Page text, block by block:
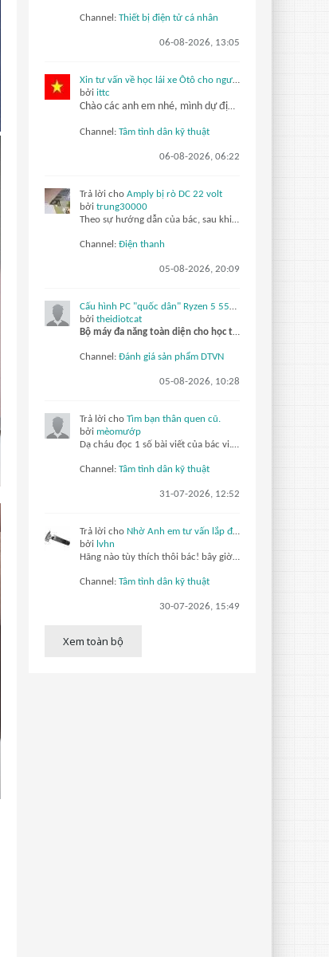
Channel: Thiết bị điện tử cá nhân
06-08-2026, 13:05
Xin tư vấn về học lái xe Ôtô cho người chưa biết gì ?
bởi ittc
Chào các anh em nhé, mình dự định sắp tới sẽ đi học lái xe Ôtô, thi lấy bằng lái. Cụ thể mình sẽ học và thi lấy giấy phép lái xe hạng B. Thật sự mình là người chưa có kiến thức hiểu biết gì về Ôtô cả ? tất nhiên mình sẽ phải
Channel: Tâm tình dân kỹ thuật
06-08-2026, 06:22
Trả lời cho Amply bị rò DC 22 volt
bởi trung30000
Theo sự hướng dẫn của bác, sau khi em kiểm tra tầng Vi sai sử dụng cặp c1815, tiếp đến là 1 con a1013, và cặp thúc sử dụng mje304g và mje305g, em đã tiến hành thay cặp Vi sai c1815 sau đó mở máy lên đo ngõ công suất DC 0,2V hai giây sau máy đo...
Channel: Điện thanh
05-08-2026, 20:09
Cấu hình PC "quốc dân" Ryzen 5 5500 và RX 6500 XT
bởi theidiotcat
Bộ máy đa năng toàn diện cho học tập và làm việc hàng ngày
Channel: Đánh giá sản phẩm DTVN
05-08-2026, 10:28
Trả lời cho Tìm bạn thân quen cũ.
bởi mèomướp
Dạ cháu đọc 1 số bài viết của bác vi... thì nhớ đc bác là 1 cụ già gần 80 tuổi, sức khỏe yếu. Đam mê và làm vc về kỹ thuật điện. Thích thơ ca. Có nhìu bài chia sẻ quý báu cho thế hệ sau. Tuy nhiên già rồi nên khái tính, bảo thủ, nhưng vẫn đáng kính ạ... còn lão nhathung... thì kiểu bố đời
Channel: Tâm tình dân kỹ thuật
31-07-2026, 12:52
Trả lời cho Nhờ Anh em tư vấn lắp đặt camera quan sát ở gia đình.
bởi lvhn
Hãng nào tùy thích thôi bác! bây giờ các hãng đều hỗ trợ xem qua máy tính hay điện thoại đều được. Gắn Trước tiên mua về cắm nguồn set ip hết xong hãy lắp lên, cam poe chỉ cần 4 lõi là hoạt động bình thường nên 1 dây kéo cho 2 cam vẫn ok
Channel: Tâm tình dân kỹ thuật
30-07-2026, 15:49
Xem toàn bộ